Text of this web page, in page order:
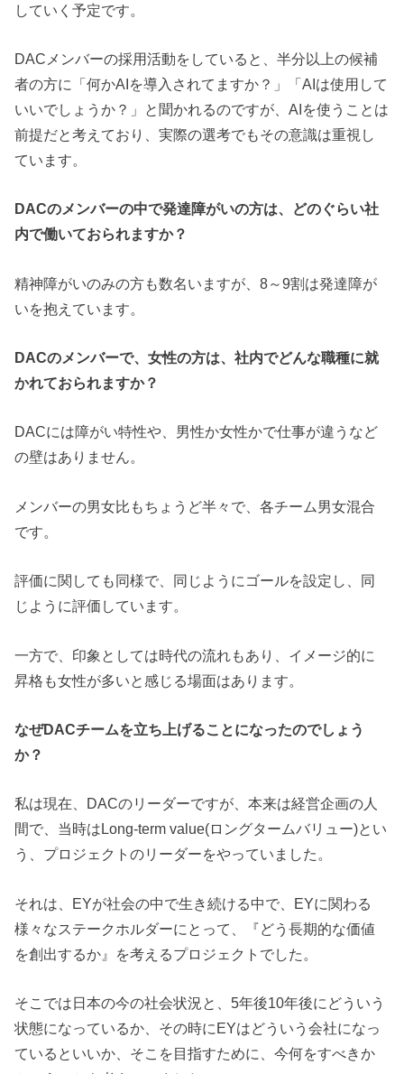
していく予定です。
DACメンバーの採用活動をしていると、半分以上の候補
者の方に「何かAIを導入されてますか？」「AIは使用して
いいでしょうか？」と聞かれるのですが、AIを使うことは
前提だと考えており、実際の選考でもその意識は重視し
ています。
DACのメンバーの中で発達障がいの方は、どのぐらい社
内で働いておられますか？
精神障がいのみの方も数名いますが、8～9割は発達障が
いを抱えています。
DACのメンバーで、女性の方は、社内でどんな職種に就
かれておられますか？
DACには障がい特性や、男性か女性かで仕事が違うなど
の壁はありません。
メンバーの男女比もちょうど半々で、各チーム男女混合
です。
評価に関しても同様で、同じようにゴールを設定し、同
じように評価しています。
一方で、印象としては時代の流れもあり、イメージ的に
昇格も女性が多いと感じる場面はあります。
なぜDACチームを立ち上げることになったのでしょう
か？
私は現在、DACのリーダーですが、本来は経営企画の人
間で、当時はLong-term value(ロングタームバリュー)とい
う、プロジェクトのリーダーをやっていました。
それは、EYが社会の中で生き続ける中で、EYに関わる
様々なステークホルダーにとって、『どう長期的な価値
を創出するか』を考えるプロジェクトでした。
そこでは日本の今の社会状況と、5年後10年後にどういう
状態になっているか、その時にEYはどういう会社になっ
ているといいか、そこを目指すために、今何をすべきか